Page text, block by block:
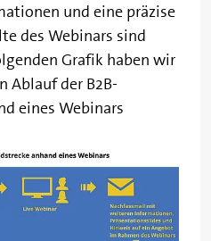
und eine präzise
des Webinars sind
Grafik haben wir
Ablauf der B2B-
eines Webinars